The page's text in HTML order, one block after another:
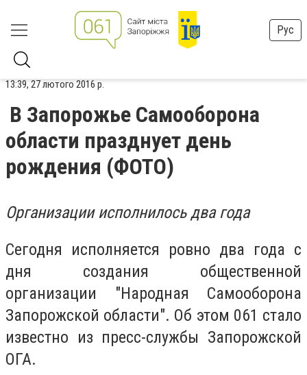
Рус
13:39, 27 лютого 2016 р.
В Запорожье Самооборона
области празднует день
рождения (ФОТО)
Организации исполнилось два года
Сегодня исполняется ровно два года с
дня создания общественной
организации "Народная Самооборона
Запорожской области". Об этом 061 стало
известно из пресс-службы Запорожской
ОГА.